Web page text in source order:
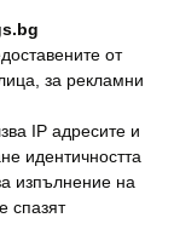
от
за рекламни
IP адресите и
идентичността
изпълнение на
спазят